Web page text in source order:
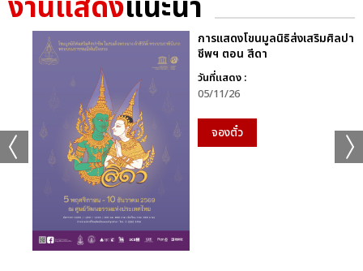
การแสดงโขนมูลนิธิส่งเสริมศิลปา
ชีพฯ ตอน สีดา
วันที่แสดง :
05/11/26
จองตั๋ว